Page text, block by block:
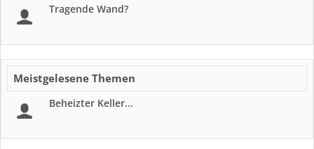
Tragende Wand?
Meistgelesene Themen
Beheizter Keller...